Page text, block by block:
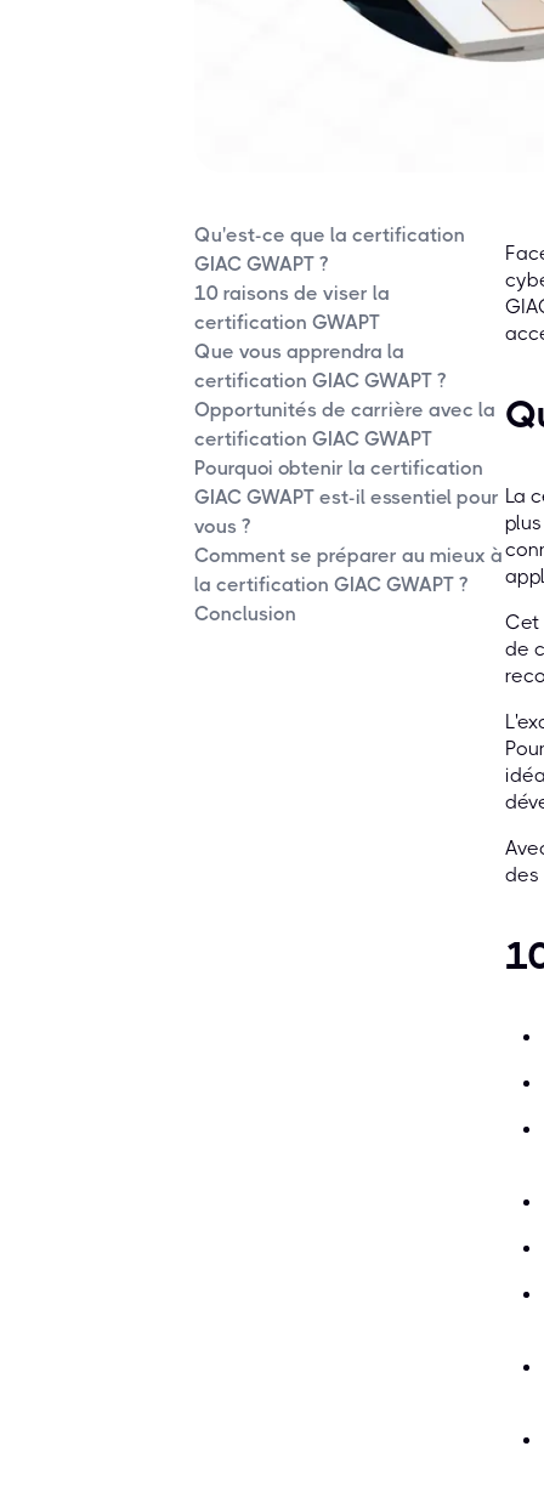
Qu'est-ce que la certification
GIAC GWAPT ?
10 raisons de viser la
certification GWAPT
Que vous apprendra la
certification GIAC GWAPT ?
Opportunités de carrière avec la
certification GIAC GWAPT
Pourquoi obtenir la certification
GIAC GWAPT est-il essentiel pour
vous ?
Comment se préparer au mieux à
la certification GIAC GWAPT ?
Conclusion
La
Cet
de
des